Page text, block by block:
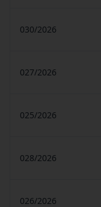
030/2026
027/2026
025/2026
028/2026
026/2026